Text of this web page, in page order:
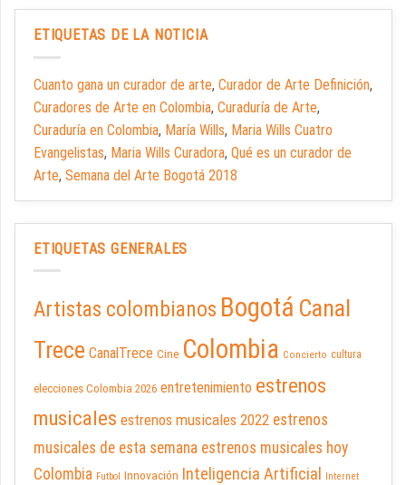
ETIQUETAS DE LA NOTICIA
Cuanto gana un curador de arte, Curador de Arte Definición,
Curadores de Arte en Colombia, Curaduría de Arte,
Curaduría en Colombia, María Wills, Maria Wills Cuatro
Evangelistas, Maria Wills Curadora, Qué es un curador de
Arte, Semana del Arte Bogotá 2018
ETIQUETAS GENERALES
Artistas colombianos Bogotá Canal
Trece CanalTrece Cine Colombia Concierto cultura
elecciones Colombia 2026 entretenimiento estrenos
musicales estrenos musicales 2022 estrenos
musicales de esta semana estrenos musicales hoy
Colombia Futbol Innovación Inteligencia Artificial Internet